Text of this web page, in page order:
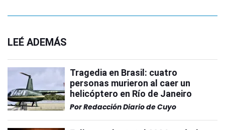
LEÉ ADEMÁS
Tragedia en Brasil: cuatro
personas murieron al caer un
helicóptero en Río de Janeiro
PorRedacción Diario de Cuyo